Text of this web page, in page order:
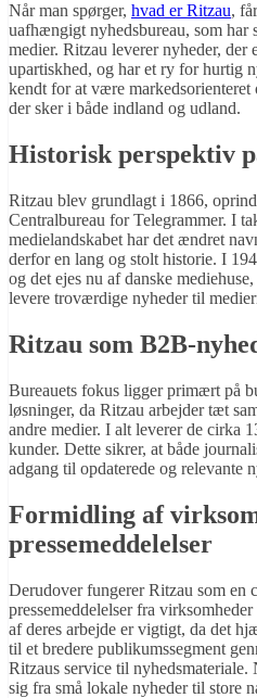
Når man spørger, hvad er Ritzau,
uafhængigt nyhedsbureau, som har
medier. Ritzau leverer nyheder, der
upartiskhed, og har et ry for hurtig
kendt for at være
der sker i både indland og udland.
Historisk perspektiv
Ritzau blev grundlagt i 1866,
Centralbureau for Telegrammer. I
medielandskabet har det ændret
derfor en lang og stolt historie. I
og det ejes nu af danske
levere troværdige nyheder til
Ritzau som B2B-
Bureauets fokus ligger primært på
løsninger, da Ritzau arbejder tæt
andre medier. I alt leverer de cirka
kunder. Dette sikrer, at både
adgang til opdaterede og relevante
Formidling af
pressemeddelelser
Derudover fungerer Ritzau som en
pressemeddelelser fra
af deres arbejde er vigtigt, da det
til et bredere publikumssegment
Ritzaus service til
sig fra små lokale nyheder til store